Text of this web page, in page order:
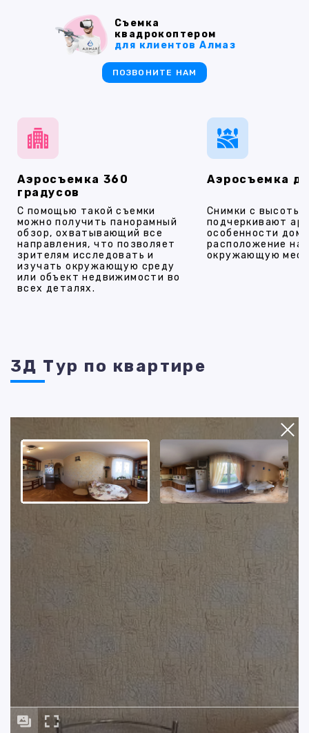
Аэросъемка 360
градусов
С помощью такой съемки
можно получить панорамный
обзор, охватывающий все
направления, что позволяет
зрителям исследовать и
изучать окружающую среду
или объект недвижимости во
всех деталях.
Аэросъемка
Снимки с высоты
подчеркивают
особенности
расположение на
окружающую
Съемка
квадрокоптером
для клиентов Алмаз
ПОЗВОНИТЕ НАМ
3Д Тур по квартире